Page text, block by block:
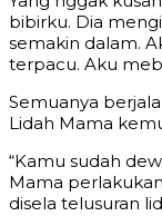
bibirku. Dia
semakin dalam.
terpacu. Aku
Semuanya
Lidah Mama
“Kamu sudah
Mama
disela telusuran